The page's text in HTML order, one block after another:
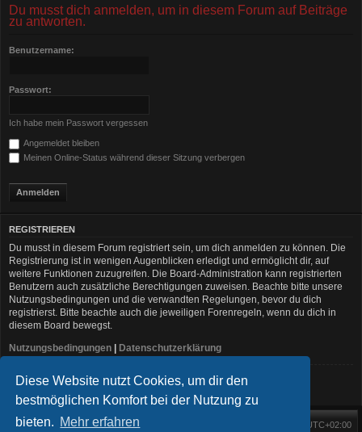
Diese Website nutzt Cookies, um dir den
bestmöglichen Komfort bei der Nutzung zu
bieten. Mehr erfahren
Du musst dich anmelden, um in diesem Forum auf Beiträge
zu antworten.
Benutzername:
Passwort:
Ich habe mein Passwort vergessen
Angemeldet bleiben
Meinen Online-Status während dieser Sitzung verbergen
REGISTRIEREN
Du musst in diesem Forum registriert sein, um dich anmelden zu können. Die
Registrierung ist in wenigen Augenblicken erledigt und ermöglicht dir, auf
weitere Funktionen zuzugreifen. Die Board-Administration kann registrierten
Benutzern auch zusätzliche Berechtigungen zuweisen. Beachte bitte unsere
Nutzungsbedingungen und die verwandten Regelungen, bevor du dich
registrierst. Bitte beachte auch die jeweiligen Forenregeln, wenn du dich in
diesem Board bewegst.
Nutzungsbedingungen | Datenschutzerklärung
Registrieren
Startseite Foren-Übersicht UTC+02:00